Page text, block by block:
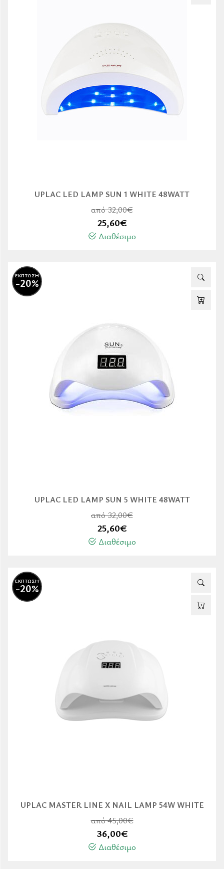
UPLAC LED LAMP SUN 1 WHITE 48WATT
από 32,00€
25,60€
Διαθέσιμο
ΕΚΠΤΩΣΗ
-20%
UPLAC LED LAMP SUN 5 WHITE 48WATT
από 32,00€
25,60€
Διαθέσιμο
ΕΚΠΤΩΣΗ
-20%
UPLAC MASTER LINE X NAIL LAMP 54W WHITE
από 45,00€
36,00€
Διαθέσιμο